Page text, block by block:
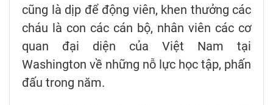
cũng là dịp để động viên, khen thưởng các
cháu là con các cán bộ, nhân viên các cơ
quan đại diện của Việt Nam tại
Washington về những nỗ lực học tập, phấn
đấu trong năm.